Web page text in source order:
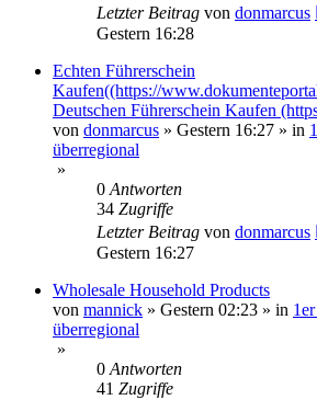
Letzter Beitrag von donmarcus
Gestern 16:28
Echten Führerschein
Kaufen((https://
Deutschen Führerschein Kaufen
von donmarcus » Gestern 16:27 » in
überregional
»
0 Antworten
34 Zugriffe
Letzter Beitrag von donmarcus
Gestern 16:27
Wholesale Household Products
von mannick » Gestern 02:23 » in
überregional
»
0 Antworten
41 Zugriffe